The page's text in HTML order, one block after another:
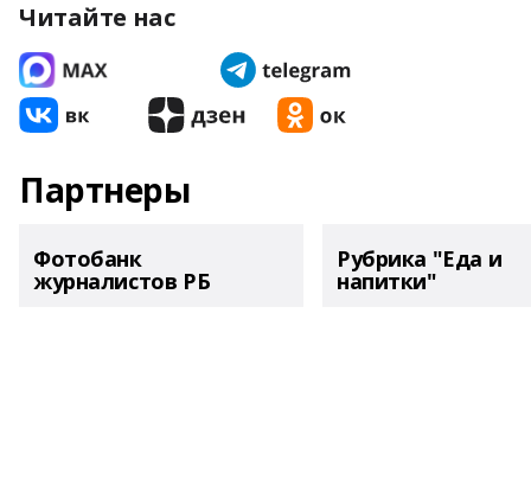
Читайте нас
Партнеры
Фотобанк
журналистов РБ
Рубрика "Еда и
напитки"